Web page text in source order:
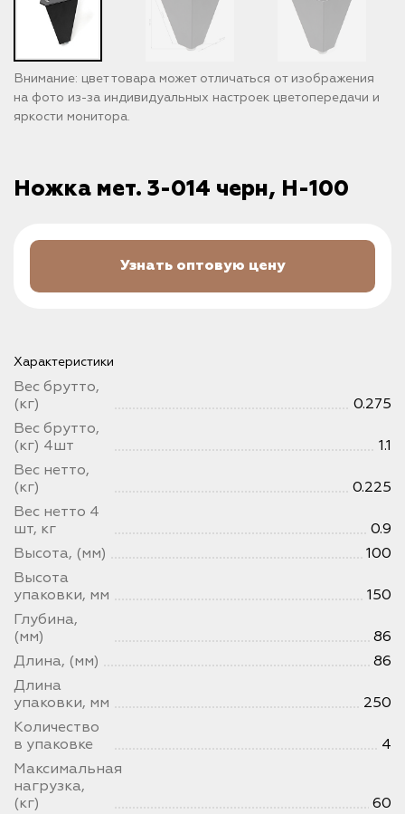
Внимание: цвет товара может отличаться от изображения
на фото из-за индивидуальных настроек цветопередачи и
яркости монитора.
Ножка мет. 3-014 черн, H-100
Узнать оптовую цену
Характеристики
Вес брутто,
(кг)
0.275
Вес брутто,
(кг) 4шт
1.1
Вес нетто,
(кг)
0.225
Вес нетто 4
шт, кг
0.9
Высота, (мм)
100
Высота
упаковки, мм
150
Глубина,
(мм)
86
Длина, (мм)
86
Длина
упаковки, мм
250
Количество
в упаковке
4
Максимальная
нагрузка,
(кг)
60